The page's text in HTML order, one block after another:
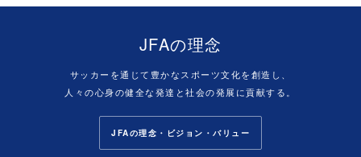
JFAの理念
サッカーを通じて豊かなスポーツ文化を創造し、
人々の心身の健全な発達と社会の発展に貢献する。
JFAの理念・ビジョン・バリュー